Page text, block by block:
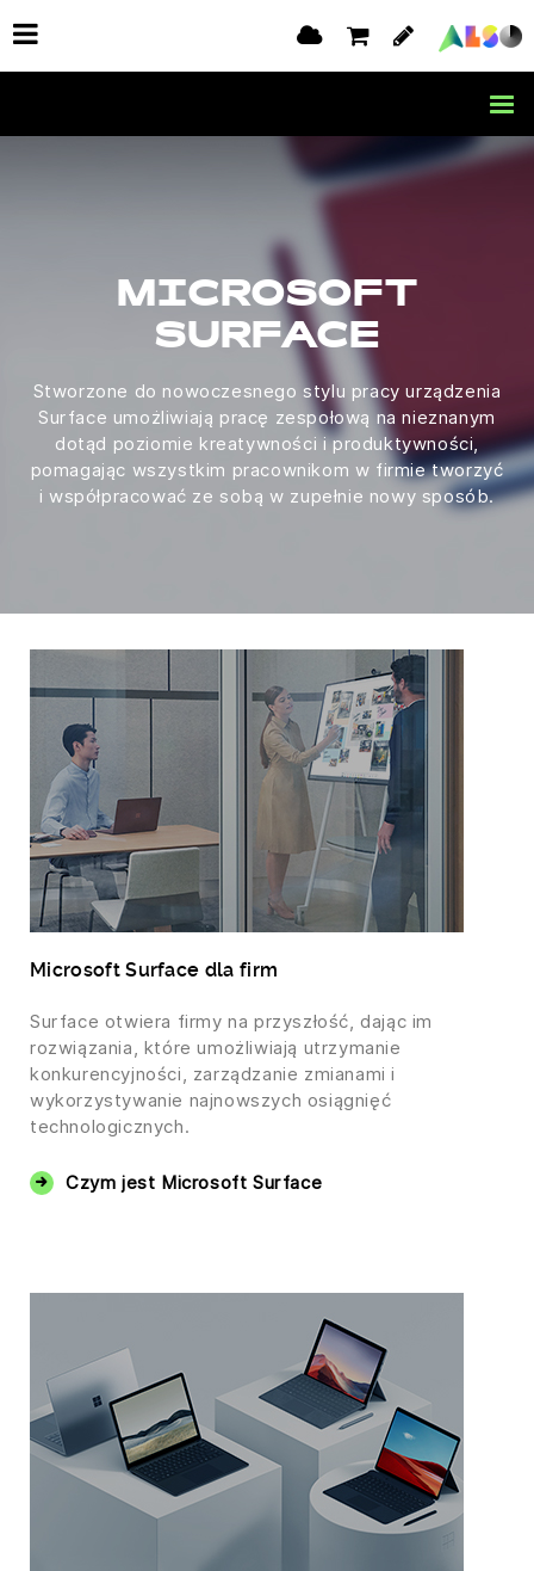
MICROSOFT
SURFACE
Stworzone do nowoczesnego stylu pracy urządzenia
Surface umożliwiają pracę zespołową na nieznanym
dotąd poziomie kreatywności i produktywności,
pomagając wszystkim pracownikom w firmie tworzyć
i współpracować ze sobą w zupełnie nowy sposób.
Microsoft Surface dla firm
Surface otwiera firmy na przyszłość, dając im
rozwiązania, które umożliwiają utrzymanie
konkurencyjności, zarządzanie zmianami i
wykorzystywanie najnowszych osiągnięć
technologicznych.
Czym jest Microsoft Surface